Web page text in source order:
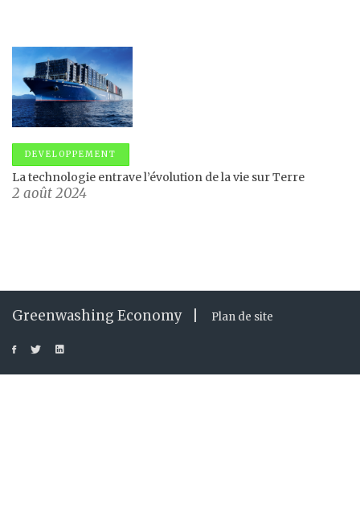
DEVELOPPEMENT
La technologie entrave l’évolution de la vie sur Terre
2 août 2024
Greenwashing Economy | Plan de site